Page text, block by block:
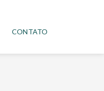
CONTATO